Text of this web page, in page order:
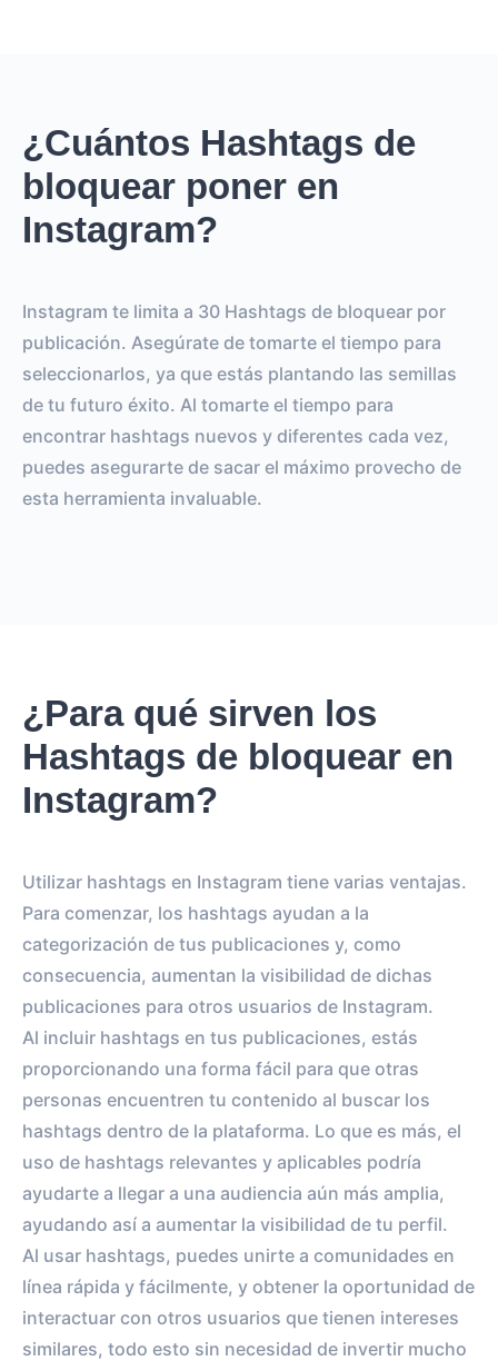
¿Cuántos Hashtags de
bloquear poner en
Instagram?
Instagram te limita a 30 Hashtags de bloquear por
publicación. Asegúrate de tomarte el tiempo para
seleccionarlos, ya que estás plantando las semillas
de tu futuro éxito. Al tomarte el tiempo para
encontrar hashtags nuevos y diferentes cada vez,
puedes asegurarte de sacar el máximo provecho de
esta herramienta invaluable.
¿Para qué sirven los
Hashtags de bloquear en
Instagram?
Utilizar hashtags en Instagram tiene varias ventajas.
Para comenzar, los hashtags ayudan a la
categorización de tus publicaciones y, como
consecuencia, aumentan la visibilidad de dichas
publicaciones para otros usuarios de Instagram.
Al incluir hashtags en tus publicaciones, estás
proporcionando una forma fácil para que otras
personas encuentren tu contenido al buscar los
hashtags dentro de la plataforma. Lo que es más, el
uso de hashtags relevantes y aplicables podría
ayudarte a llegar a una audiencia aún más amplia,
ayudando así a aumentar la visibilidad de tu perfil.
Al usar hashtags, puedes unirte a comunidades en
línea rápida y fácilmente, y obtener la oportunidad de
interactuar con otros usuarios que tienen intereses
similares, todo esto sin necesidad de invertir mucho